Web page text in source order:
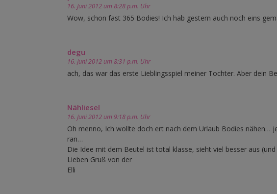
16. Juni 2012 um 8:28 p.m. Uhr
Wow, schon fast 365 Bodies! Ich hab gestern auch noch eins
degu
16. Juni 2012 um 8:31 p.m. Uhr
ach, das war das erste Lieblingsspiel meiner Tochter. Aber dein
Nähliesel
16. Juni 2012 um 9:18 p.m. Uhr
Oh menno, Ich wollte doch ert nach dem Urlaub Bodies nähen…
ran…
Die Idee mit dem Beutel ist total klasse, sieht viel besser aus
Lieben Gruß von der
Elli